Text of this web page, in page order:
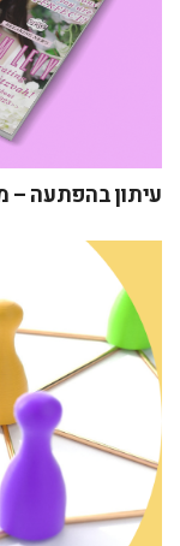
עיתון בהפתעה –